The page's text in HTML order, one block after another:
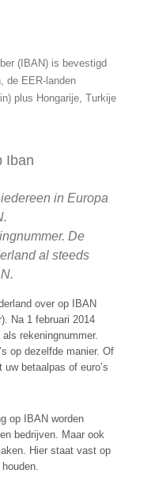
(IBAN) is bevestigd
de EER-landen
plus Hongarije, Turkije
Iban
in Europa
De
al steeds
.
over op IBAN
Na 1 februari 2014
rekeningnummer.
op dezelfde manier. Of
betaalpas of euro’s
op IBAN worden
bedrijven. Maar ook
Hier staat vast op